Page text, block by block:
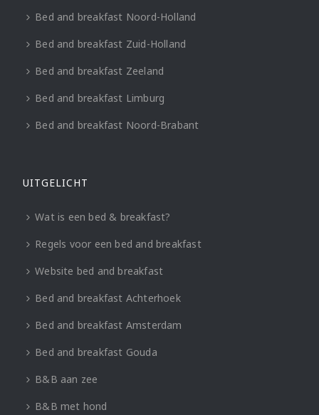
Bed and breakfast Noord-Holland
Bed and breakfast Zuid-Holland
Bed and breakfast Zeeland
Bed and breakfast Limburg
Bed and breakfast Noord-Brabant
UITGELICHT
Wat is een bed & breakfast?
Regels voor een bed and breakfast
Website bed and breakfast
Bed and breakfast Achterhoek
Bed and breakfast Amsterdam
Bed and breakfast Gouda
B&B aan zee
B&B met hond